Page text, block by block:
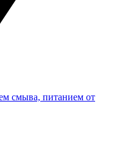
смыва, питанием от